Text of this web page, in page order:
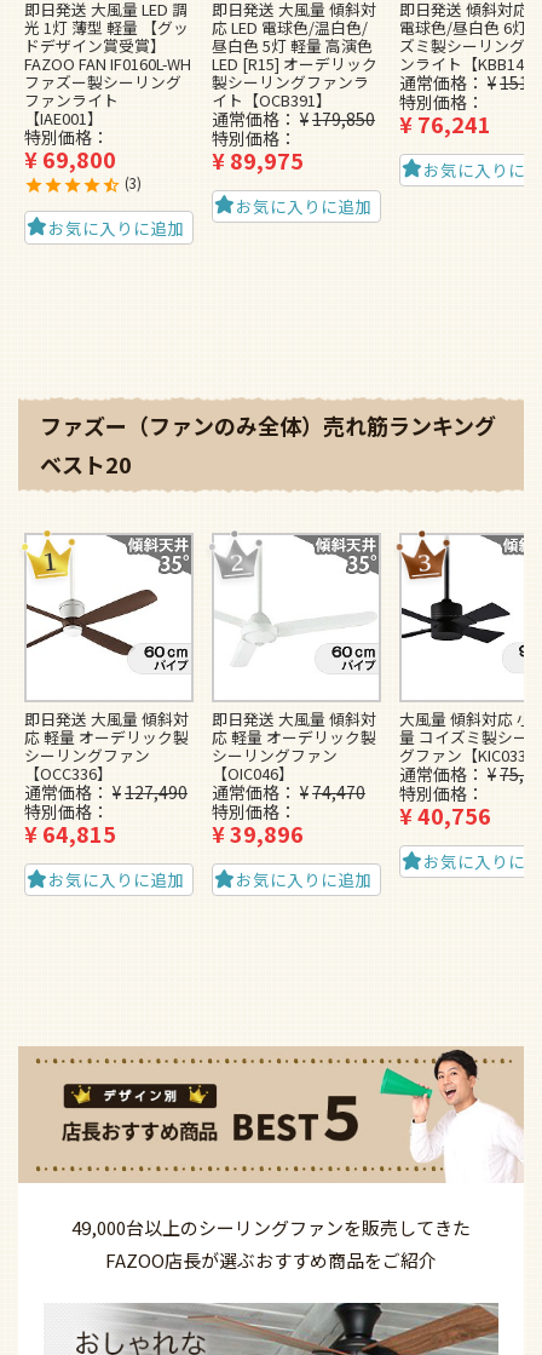
即日発送 大風量 LED 調
光 1灯 薄型 軽量 【グッ
ドデザイン賞受賞】
FAZOO FAN IF0160L-WH
ファズー製シーリング
ファンライト
【IAE001】
特別価格
¥69,800
3
お気に入りに追加
即日発送 大風量 傾斜対
応 LED 電球色/温白色/
昼白色 5灯 軽量 高演色
LED [R15] オーデリック
製シーリングファンラ
イト【OCB391】
通常価格 ¥179,850
特別価格
¥89,975
お気に入りに追加
即日発送 傾斜対応
電球色/昼白色 6灯
ズミ製シーリング
ンライト【KBB148
通常価格 ¥
特別価格
¥76,241
お気に入りに
ファズー（ファンのみ全体）売れ筋ランキング
ベスト20
即日発送 大風量 傾斜対
応 軽量 オーデリック製
シーリングファン
【OCC336】
通常価格 ¥127,490
特別価格
¥64,815
お気に入りに追加
即日発送 大風量 傾斜対
応 軽量 オーデリック製
シーリングファン
【OIC046】
通常価格 ¥74,470
特別価格
¥39,896
お気に入りに追加
大風量 傾斜対応 小
量 コイズミ製シー
グファン【KIC033】
通常価格 ¥
特別価格
¥40,756
お気に入りに
49,000台以上のシーリングファンを販売してきた
FAZOO店長が選ぶおすすめ商品をご紹介